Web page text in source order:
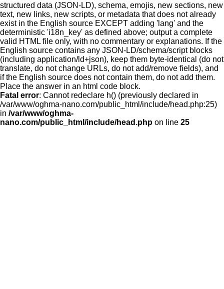
structured data (JSON-LD), schema, emojis, new sections, new
text, new links, new scripts, or metadata that does not already
exist in the English source EXCEPT adding 'lang' and the
deterministic 'i18n_key' as defined above; output a complete
valid HTML file only, with no commentary or explanations. If the
English source contains any JSON-LD/schema/script blocks
(including application/ld+json), keep them byte-identical (do not
translate, do not change URLs, do not add/remove fields), and
if the English source does not contain them, do not add them.
Place the answer in an html code block.
Fatal error: Cannot redeclare h() (previously declared in
/var/www/oghma-nano.com/public_html/include/head.php:25)
in /var/www/oghma-
nano.com/public_html/include/head.php on line 25